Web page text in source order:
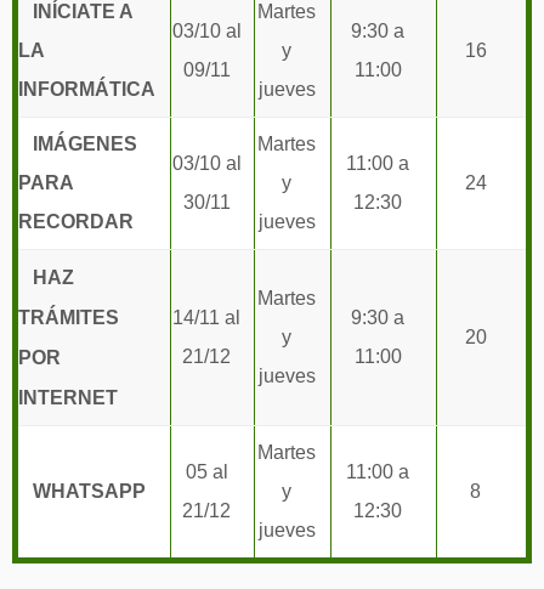
INÍCIATE A
LA
INFORMÁTICA
03/10 al
09/11
Martes
y
jueves
9:30 a
11:00
16
IMÁGENES
PARA
RECORDAR
03/10 al
30/11
Martes
y
jueves
11:00 a
12:30
24
HAZ
TRÁMITES
POR
INTERNET
14/11 al
21/12
Martes
y
jueves
9:30 a
11:00
20
WHATSAPP
05 al
21/12
Martes
y
jueves
11:00 a
12:30
8